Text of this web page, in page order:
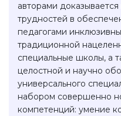
авторами
трудностей в
педагогами
традиционной
специальные школы, а
целостной и научно
универсального
набором совершенно
компетенций: умение